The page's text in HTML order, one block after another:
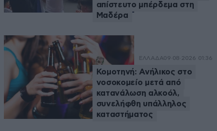
απίστευτο μπέρδεμα στη
Μαδέρα
ΕΛΛΑΔΑ09·08·2026 01:36
Κομοτηνή: Ανήλικος στο
νοσοκομείο μετά από
κατανάλωση αλκοόλ,
συνελήφθη υπάλληλος
καταστήματος